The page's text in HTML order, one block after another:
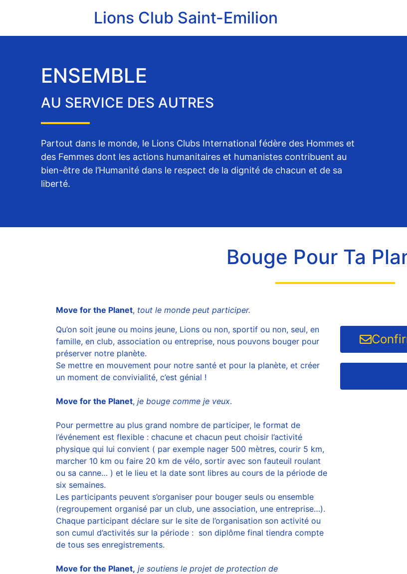
Lions Club Saint-Emilion
ENSEMBLE
AU SERVICE DES AUTRES
Partout dans le monde, le Lions Clubs International fédère des Hommes et
des Femmes dont les actions humanitaires et humanistes contribuent au
bien-être de l’Humanité dans le respect de la dignité de chacun et de sa
liberté.
Bouge Pour Ta
Move for the Planet, tout le monde peut participer.
Qu’on soit jeune ou moins jeune, Lions ou non, sportif ou non, seul, en
famille, en club, association ou entreprise, nous pouvons bouger pour
préserver notre planète.
Se mettre en mouvement pour notre santé et pour la planète, et créer
un moment de convivialité, c’est génial !
Move for the Planet, je bouge comme je veux.
Pour permettre au plus grand nombre de participer, le format de
l’événement est flexible : chacune et chacun peut choisir l’activité
physique qui lui convient ( par exemple nager 500 mètres, courir 5 km,
marcher 10 km ou faire 20 km de vélo, sortir avec son fauteuil roulant
ou sa canne… ) et le lieu et la date sont libres au cours de la période de
six semaines.
Les participants peuvent s’organiser pour bouger seuls ou ensemble
(regroupement organisé par un club, une association, une entreprise…).
Chaque participant déclare sur le site de l’organisation son activité ou
son cumul d’activités sur la période : son diplôme final tiendra compte
de tous ses enregistrements.
Move for the Planet, je soutiens le projet de protection de